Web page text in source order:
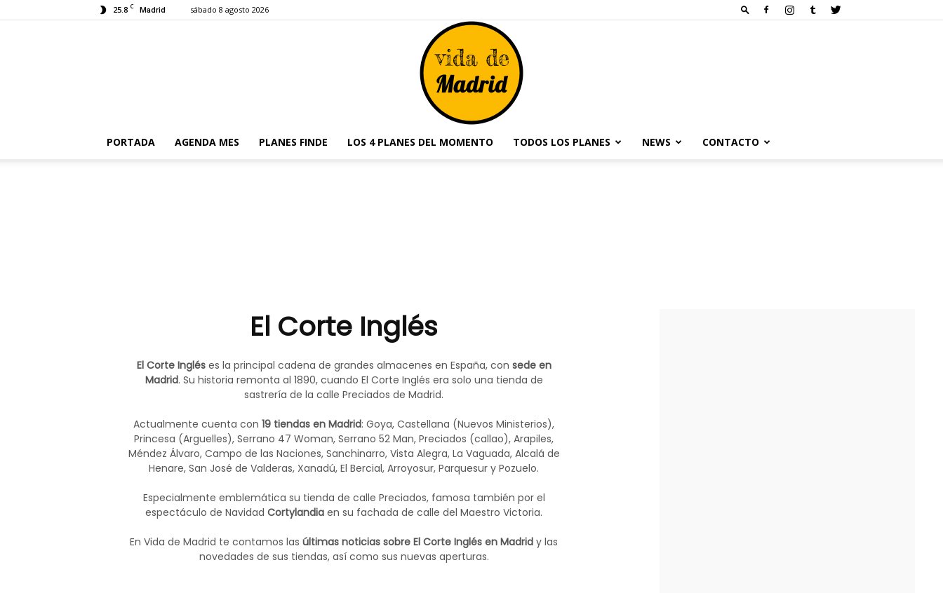
25.8 C Madrid sábado 8 agosto 2026
PORTADA AGENDA MES PLANES FINDE LOS 4 PLANES DEL MOMENTO TODOS LOS PLANES NEWS CONTACTO
El Corte Inglés
El Corte Ingléses la principal cadena de grandes almacenes en España, con sede en
Madrid. Su historia remonta al 1890, cuando El Corte Inglés era solo una tienda de
sastrería de la calle Preciados de Madrid.
Actualmente cuenta con 19 tiendas en Madrid: Goya, Castellana (Nuevos Ministerios),
Princesa (Arguelles), Serrano 47 Woman, Serrano 52 Man, Preciados (callao), Arapiles,
Méndez Álvaro, Campo de las Naciones, Sanchinarro, Vista Alegra, La Vaguada, Alcalá de
Henare, San José de Valderas, Xanadú, El Bercial, Arroyosur, Parquesur y Pozuelo.
Especialmente emblemática su tienda de calle Preciados, famosa también por el
espectáculo de Navidad Cortylandia en su fachada de calle del Maestro Victoria.
En Vida de Madrid te contamos las últimas noticias sobre El Corte Inglés en Madrid y las
novedades de sus tiendas, así como sus nuevas aperturas.